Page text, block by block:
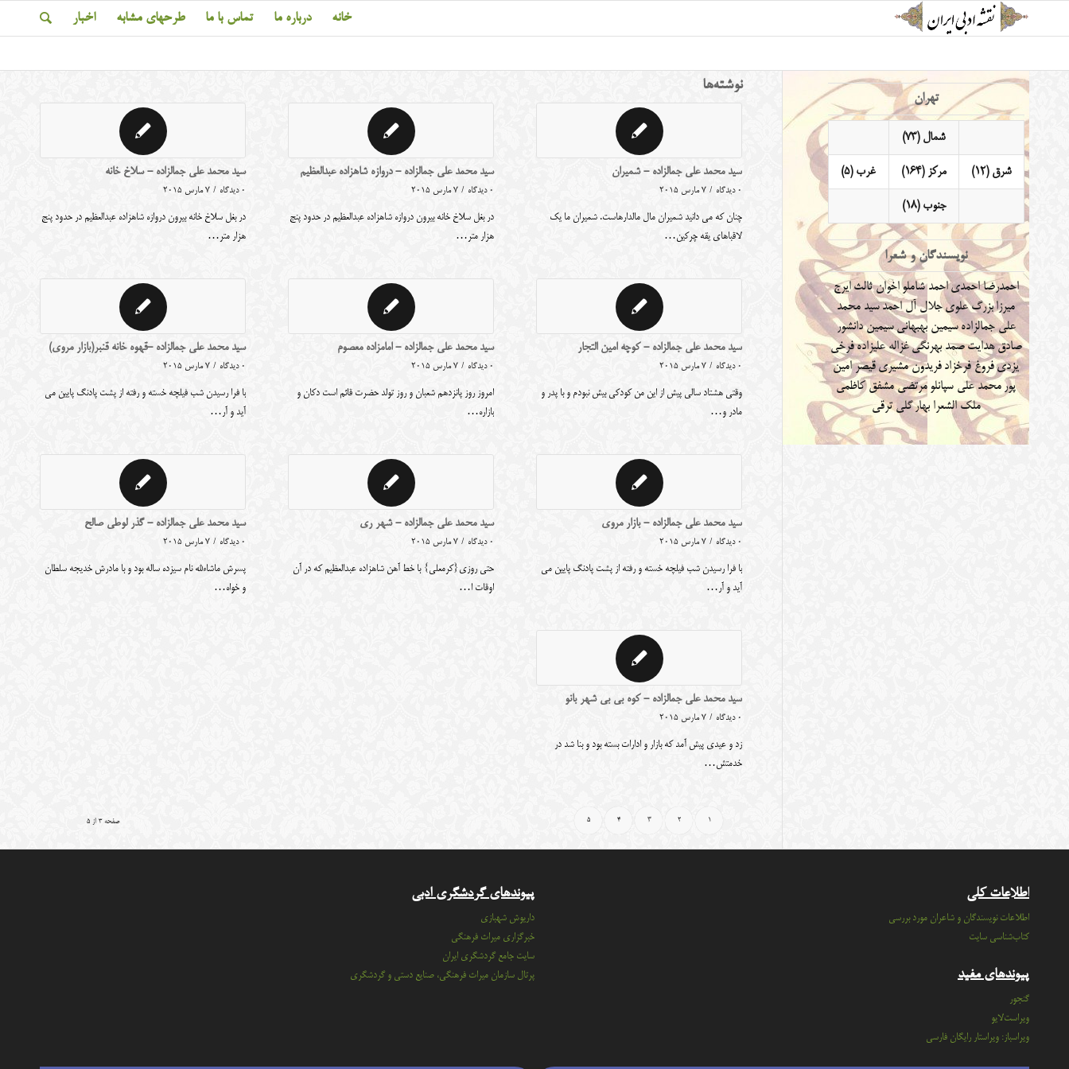
خانه درباره ما تماس با ما طرحهای مشابه اخبار
نوشته‌ها
سید محمد علی جمالزاده - شمیران
0 دیدگاه / 7 مارس 2015
چنان که می دانید شمیران مال مالدارهاست. شمیران ما یک
لاقباهای یقه چرکین…
سید محمد علی جمالزاده - دروازه شاهزاده عبدالعظیم
0 دیدگاه / 7 مارس 2015
در بغل سلاخ خانه بیرون دروازه شاهزاده عبدالعظیم در حدود پنج
هزار متر…
سید محمد علی جمالزاده - سلاخ خانه
0 دیدگاه / 7 مارس 2015
در بغل سلاخ خانه بیرون دروازه شاهزاده عبدالعظیم در حدود پنج
هزار متر…
سید محمد علی جمالزاده - کوچه امین التجار
0 دیدگاه / 7 مارس 2015
وقتی هشتاد سالی پیش از این من کودکی بیش نبودم و با پدر و
مادر و…
سید محمد علی جمالزاده - امامزاده معصوم
0 دیدگاه / 7 مارس 2015
امروز روز پانزدهم شعبان و روز تولد حضرت قائم است دکان و
بازاره…
سید محمد علی جمالزاده -قهوه خانه قنبر(بازار مروی)
0 دیدگاه / 7 مارس 2015
با فرا رسیدن شب فیلچه خسته و رفته از پشت پادنگ پایین می
آید و آر…
سید محمد علی جمالزاده - بازار مروی
0 دیدگاه / 7 مارس 2015
با فرا رسیدن شب فیلچه خسته و رفته از پشت پادنگ پایین می
آید و آر…
سید محمد علی جمالزاده - شهر ری
0 دیدگاه / 7 مارس 2015
حتی روزی{کرمعلی} با خط آهن شاهزاده عبدالعظیم که در آن
اوقات ا…
سید محمد علی جمالزاده - گذر لوطی صالح
0 دیدگاه / 7 مارس 2015
پسرش ماشاءلله نام سیزده ساله بود و با مادرش خدیجه سلطان
و خواه…
سید محمد علی جمالزاده - کوه بی بی شهر بانو
0 دیدگاه / 7 مارس 2015
زد و عیدی پیش آمد که بازار و ادارات بسته بود و بنا شد در
خدمتش…
صفحه 3 از 5 1
2
3
4
5
تهران
شمال (73)
شرق (12) مرکز (164) غرب (5)
جنوب (18)
نویسندگان و شعرا
احمدرضا احمدیاحمد شاملواخوان ثالث ایرج
میرزابزرگ علوی جلال آل احمد سید محمد
علی جمالزاده سیمین بهبهانیسیمین دانشور
صادق هدایتصمد بهرنگیغزاله علیزادهفرخی
یزدیفروغ فرخزاد فریدون مشیری قیصر امین
پور محمد علی سپانلو مرتضی مشفق کاظمی
ملک الشعرا بهارگلی ترقی
اطلاعات کلی
اطلاعات نویسندگان و شاعران مورد بررسی
کتاب‌شناسی سایت
پیوندهای مفید
گنجور
ویراست‌لایو
ویراسباز: ویراستار رایگان فارسی
پیوندهای گردشگری ادبی
داریوش شهبازی
خبرگزاری میراث فرهنگی
سايت جامع گردشگري ايران
پرتال سازمان ميراث فرهنگي، صنايع دستي و گردشگري